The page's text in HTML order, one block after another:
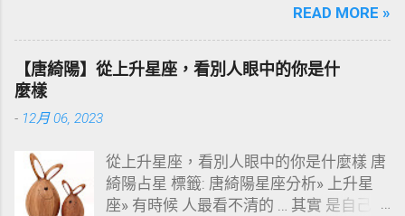
而上升是一種「作風」。但這樣的形容好
像抽象了些，很多朋友還是不太瞭解。於
是就有了下面的文章：把太陽和上升分別
做了分析。 用幾分鐘的時間，瞭解更深刻
READ MORE »
【唐綺陽】從上升星座，看別人眼中的你是什
麼樣
- 12月 06, 2023
從上升星座，看別人眼中的你是什麼樣 唐
綺陽占星 標籤: 唐綺陽星座分析» 上升星
座» 有時候 人最看不清的 … 其實 是自己